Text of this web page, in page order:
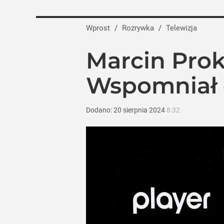
Gen. Pawlikowski: Przywiozłem
Farmacja: wzrost pod presją. co czeka
Wprost / Rozrywka / Telewizja
Marcin
Dodano:20 sierpnia 2024 8:32